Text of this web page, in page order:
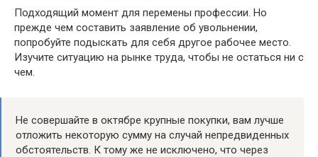
Подходящий момент для перемены профессии. Но
прежде чем составить заявление об увольнении,
попробуйте подыскать для себя другое рабочее место.
Изучите ситуацию на рынке труда, чтобы не остаться ни с
чем.
Не совершайте в октябре крупные покупки, вам лучше
отложить некоторую сумму на случай непредвиденных
обстоятельств. К тому же не исключено, что через